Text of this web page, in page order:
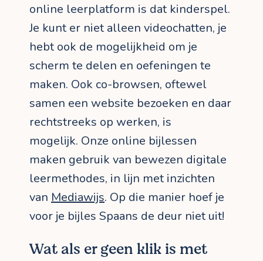
online leerplatform is dat kinderspel.
Je kunt er niet alleen videochatten, je
hebt ook de mogelijkheid om je
scherm te delen en oefeningen te
maken. Ook co-browsen, oftewel
samen een website bezoeken en daar
rechtstreeks op werken, is
mogelijk. Onze online bijlessen
maken gebruik van bewezen digitale
leermethodes, in lijn met inzichten
van Mediawijs. Op die manier hoef je
voor je bijles Spaans de deur niet uit!
Wat als er geen klik is met